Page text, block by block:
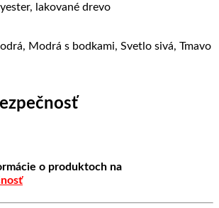
lakované drevo
Modrá s bodkami, Svetlo sivá, Tmavo
o produktoch na